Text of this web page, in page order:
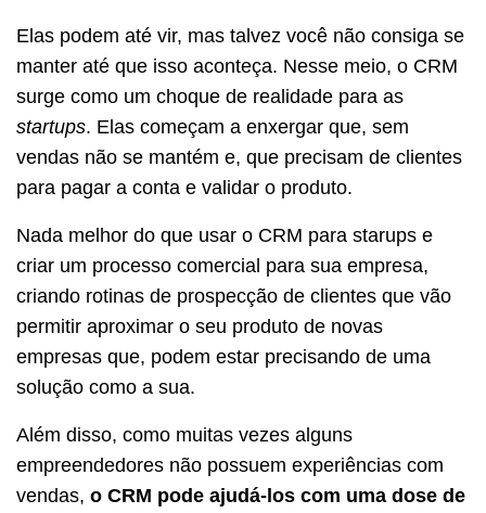
Elas podem até vir, mas talvez você não consiga se
manter até que isso aconteça. Nesse meio, o CRM
surge como um choque de realidade para as
startups. Elas começam a enxergar que, sem
vendas não se mantém e, que precisam de clientes
para pagar a conta e validar o produto.
Nada melhor do que usar o CRM para starups e
criar um processo comercial para sua empresa,
criando rotinas de prospecção de clientes que vão
permitir aproximar o seu produto de novas
empresas que, podem estar precisando de uma
solução como a sua.
Além disso, como muitas vezes alguns
empreendedores não possuem experiências com
vendas, o CRM pode ajudá-los com uma dose de